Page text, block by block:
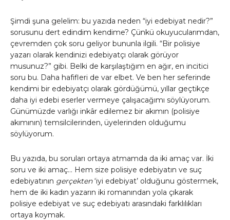
Şimdi şuna gelelim: bu yazıda neden “iyi edebiyat nedir?”
sorusunu dert edindim kendime? Çünkü okuyucularımdan,
çevremden çok soru geliyor bununla ilgili. “Bir polisiye
yazarı olarak kendinizi edebiyatçı olarak görüyor
musunuz?” gibi. Belki de karşılaştığım en ağır, en incitici
soru bu. Daha hafifleri de var elbet. Ve ben her seferinde
kendimi bir edebiyatçı olarak gördüğümü, yıllar geçtikçe
daha iyi edebi eserler vermeye çalışacağımı söylüyorum.
Günümüzde varlığı inkâr edilemez bir akımın (polisiye
akımının) temsilcilerinden, üyelerinden olduğumu
söylüyorum.
Bu yazıda, bu soruları ortaya atmamda da iki amaç var. İki
soru ve iki amaç… Hem size polisiye edebiyatın ve suç
edebiyatının gerçekten‘iyi edebiyat’ olduğunu göstermek,
hem de iki kadın yazarın iki romanından yola çıkarak
polisiye edebiyat ve suç edebiyatı arasındaki farklılıkları
ortaya koymak.